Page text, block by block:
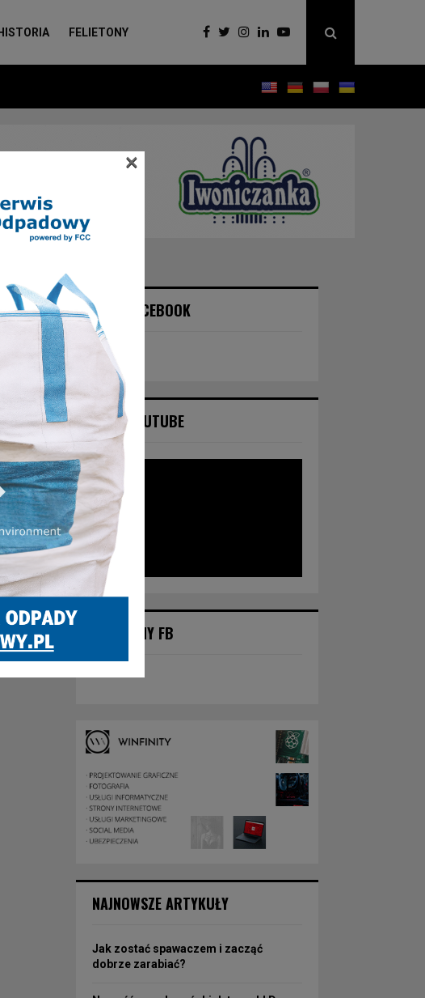
HISTORIA FELIETONY
i
NASZ FACEBOOK
NASZ YOUTUBE
POLECANY FB
NAJNOWSZE ARTYKUŁY
Jak zostać spawaczem i zacząć
dobrze zarabiać?
×